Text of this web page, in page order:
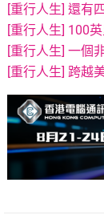
[重行人生] 還有
[重行人生] 100
[重行人生] 一個
[重行人生] 跨越